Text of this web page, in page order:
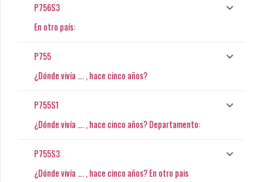
P756S3
En otro país:
P755
¿Dónde vivía …. , hace cinco años?
P755S1
¿Dónde vivía …. , hace cinco años? Departamento:
P755S3
¿Dónde vivía …. , hace cinco años? En otro pais